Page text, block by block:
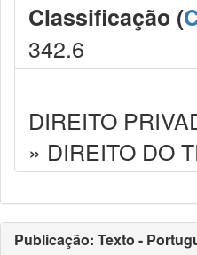
Classificação (
342.6
DIREITO
» DIREITO DO
Publicação: Texto -